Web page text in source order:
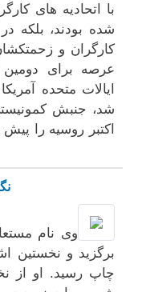
با اتحادیه های
شده بودند، بلکه
کارگران و
عرصه برای دومین
ایالات متحده
شد، جنبش
اکتبر روسیه را
وی نام
برگزید و نخستین
چاپ رسید. او از